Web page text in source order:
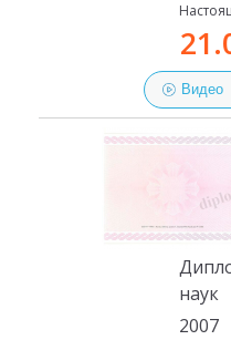
Видео
наук
2007